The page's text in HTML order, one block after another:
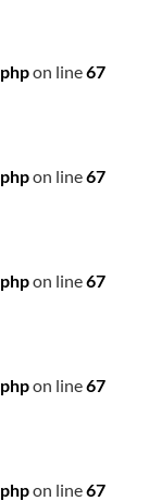
on line67
on line67
on line67
on line67
on line67